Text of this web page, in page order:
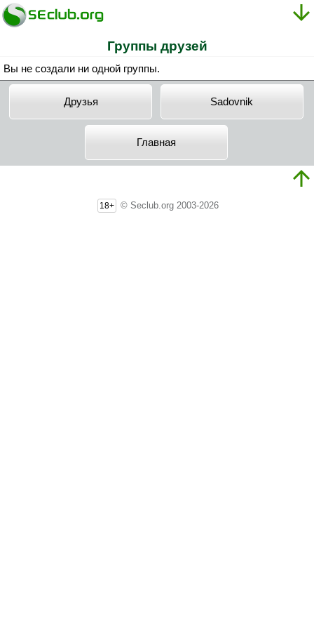
Группы друзей
Вы не создали ни одной группы.
Друзья Sadovnik
Главная
18+ © Seclub.org 2003-2026